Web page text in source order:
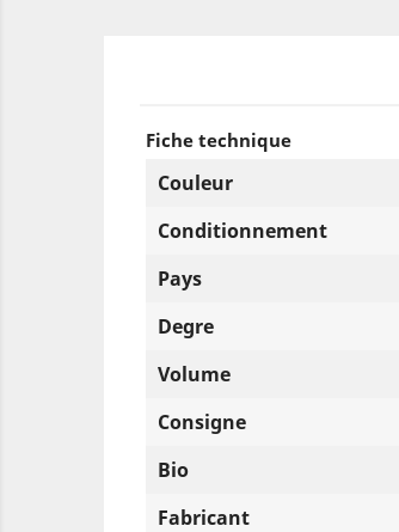
Fiche technique
Couleur
Conditionnement
Pays
Degre
Volume
Consigne
Bio
Fabricant